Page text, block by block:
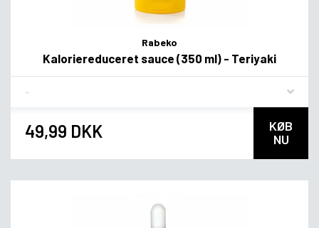
Rabeko
Kaloriereduceret sauce (350 ml) - Teriyaki
49,99 DKK
KØB
NU